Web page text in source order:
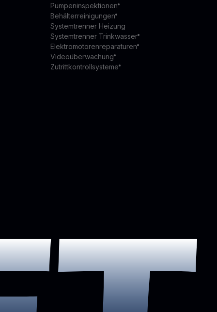
Pumpeninspektionen
Behälterreinigungen
Systemtrenner Heizung
Systemtrenner Trinkwasser
Elektromotorenreparaturen
Videoüberwachung
Zutrittkontrollsysteme